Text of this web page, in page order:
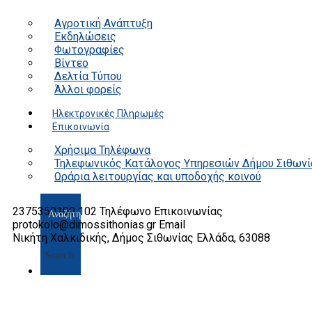
Αγροτική Ανάπτυξη
Εκδηλώσεις
Φωτογραφίες
Βίντεο
Δελτία Τύπου
Άλλοι φορείς
Ηλεκτρονικές Πληρωμές
Επικοινωνία
Χρήσιμα Τηλέφωνα
Τηλεφωνικός Κατάλογος Υπηρεσιών Δήμου
Ωράρια λειτουργίας και υποδοχής κοινού
Search
2375350100 102 Τηλέφωνο Επικοινωνίας
protokolo@dimossithonias.gr Email
Νικήτη Χαλκιδικής, Δήμος Σιθωνίας Ελλάδα, 63088